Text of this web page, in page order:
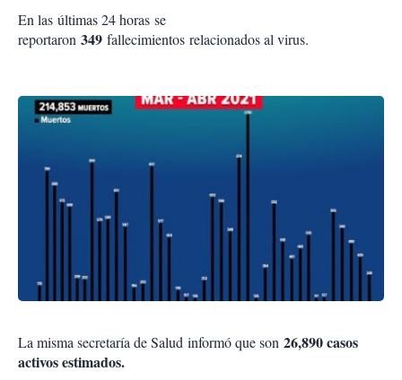
En las últimas 24 horas se
reportaron 349 fallecimientos relacionados al virus.
La misma secretaría de Salud informó que son 26,890 casos
activos estimados.